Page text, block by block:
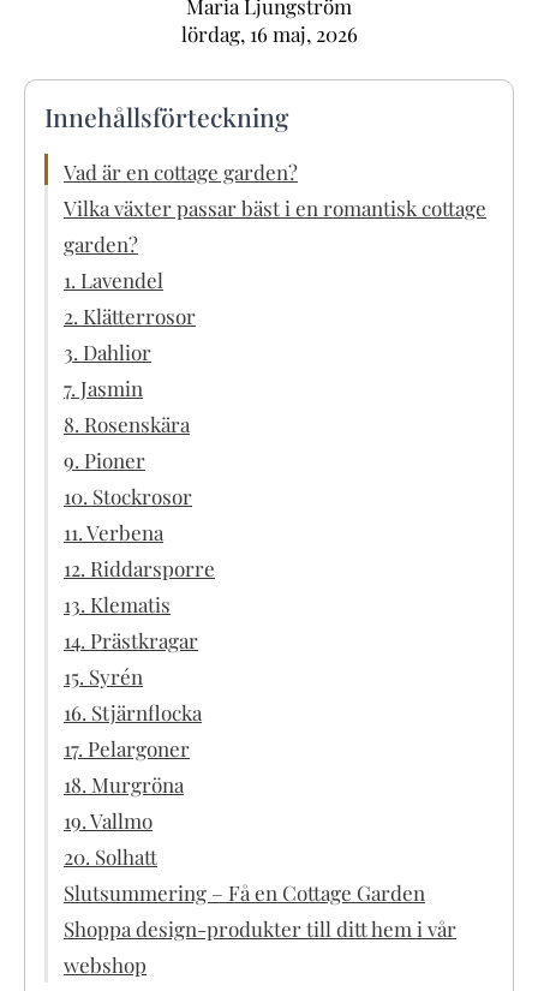
Maria Ljungström
lördag, 16 maj, 2026
Innehållsförteckning
Vad är en cottage garden?
Vilka växter passar bäst i en romantisk cottage
garden?
1. Lavendel
2. Klätterrosor
3. Dahlior
7. Jasmin
8. Rosenskära
9. Pioner
10. Stockrosor
11. Verbena
12. Riddarsporre
13. Klematis
14. Prästkragar
15. Syrén
16. Stjärnflocka
17. Pelargoner
18. Murgröna
19. Vallmo
20. Solhatt
Slutsummering – Få en Cottage Garden
Shoppa design-produkter till ditt hem i vår
webshop